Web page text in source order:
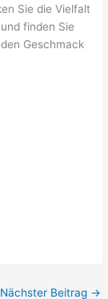
Sie die Vielfalt
finden Sie
Geschmack
Nächster Beitrag →